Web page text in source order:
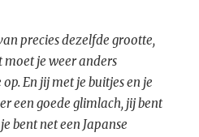
precies dezelfde grootte,
je weer anders
En jij met je buitjes en je
een goede glimlach, jij bent
bent net een Japanse